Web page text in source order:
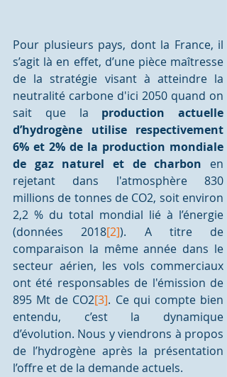
Pour plusieurs pays, dont la France, il
s’agit là en effet, d’une pièce maîtresse
de la stratégie visant à atteindre la
neutralité carbone d'ici 2050 quand on
sait que la production actuelle
d’hydrogène utilise respectivement
6% et 2% de la production mondiale
de gaz naturel et de charbon en
rejetant dans l'atmosphère 830
millions de tonnes de CO2, soit environ
2,2 % du total mondial lié à l’énergie
(données 2018[2]). A titre de
comparaison la même année dans le
secteur aérien, les vols commerciaux
ont été responsables de l'émission de
895 Mt de CO2[3]. Ce qui compte bien
entendu, c’est la dynamique
d’évolution. Nous y viendrons à propos
de l’hydrogène après la présentation
l’offre et de la demande actuels.